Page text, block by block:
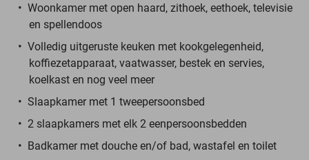
Woonkamer met open haard, zithoek, eethoek, televisie
en spellendoos
Volledig uitgeruste keuken met kookgelegenheid,
koffiezetapparaat, vaatwasser, bestek en servies,
koelkast en nog veel meer
Slaapkamer met 1 tweepersoonsbed
2 slaapkamers met elk 2 eenpersoonsbedden
Badkamer met douche en/of bad, wastafel en toilet